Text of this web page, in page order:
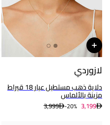
لازوردي
دلاية ذهب مستطيل عيار 18 قيراط
مزينة بالألماس
3,999 20%- 3,199